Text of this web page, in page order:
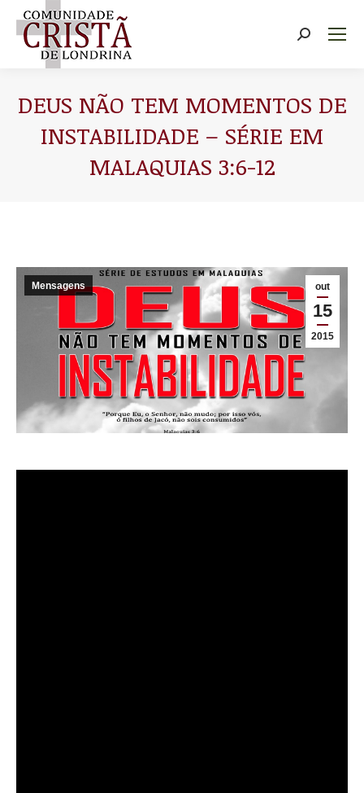
Buscar
DEUS NÃO TEM MOMENTOS DE
INSTABILIDADE – SÉRIE EM
MALAQUIAS 3:6-12
out
15
2015
Mensagens